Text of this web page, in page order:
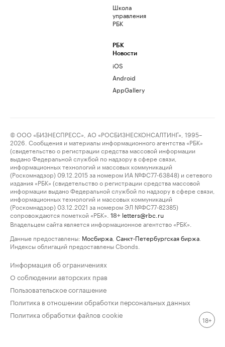
Школа
управления
РБК
РБК
Новости
iOS
Android
AppGallery
© ООО «БИЗНЕСПРЕСС», АО «РОСБИЗНЕСКОНСАЛТИНГ», 1995–
2026. Сообщения и материалы информационного агентства «РБК»
(свидетельство о регистрации средства массовой информации
выдано Федеральной службой по надзору в сфере связи,
информационных технологий и массовых коммуникаций
(Роскомнадзор) 09.12.2015 за номером ИА №ФС77-63848) и сетевого
издания «РБК» (свидетельство о регистрации средства массовой
информации выдано Федеральной службой по надзору в сфере связи,
информационных технологий и массовых коммуникаций
(Роскомнадзор) 03.12.2021 за номером ЭЛ №ФС77-82385)
сопровождаются пометкой «РБК».
18+ letters@rbc.ru
Владельцем сайта является информационное агентство «РБК».
Данные предоставлены: Мосбиржа Санкт-Петербургская биржа
Индексы облигаций предоставлены Cbonds.
Информация об ограничениях
О соблюдении авторских прав
Пользовательское соглашение
Политика в отношении обработки персональных данных
Политика обработки файлов cookie
18+